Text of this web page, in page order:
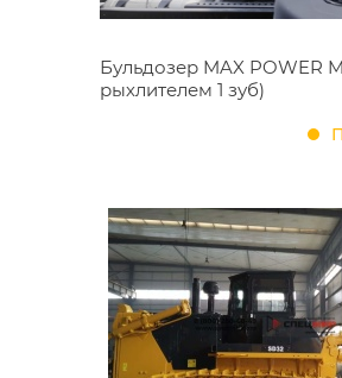
Бульдозер MAX POWER
рыхлителем 1 зуб)